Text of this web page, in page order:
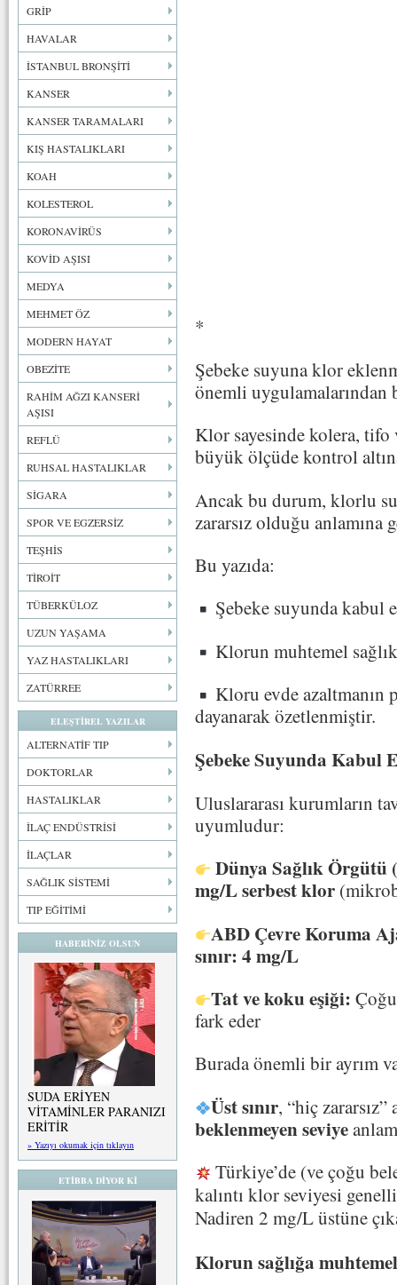
GRİP
HAVALAR
İSTANBUL BRONŞİTİ
KANSER
KANSER TARAMALARI
KIŞ HASTALIKLARI
KOAH
KOLESTEROL
KORONAVİRÜS
KOVİD AŞISI
MEDYA
MEHMET ÖZ
MODERN HAYAT
OBEZİTE
RAHİM AĞZI KANSERİ
AŞISI
REFLÜ
RUHSAL HASTALIKLAR
SİGARA
SPOR VE EGZERSİZ
TEŞHİS
TİROİT
TÜBERKÜLOZ
UZUN YAŞAMA
YAZ HASTALIKLARI
ZATÜRREE
ELEŞTİREL YAZILAR
ALTERNATİF TIP
DOKTORLAR
HASTALIKLAR
İLAÇ ENDÜSTRİSİ
İLAÇLAR
SAĞLIK SİSTEMİ
TIP EĞİTİMİ
HABERİNİZ OLSUN
SUDA ERİYEN
VİTAMİNLER PARANIZI
ERİTİR
» Yazıyı okumak için tıklayın
ETİBBA DİYOR Kİ
*
Şebeke suyuna klor
önemli uygulamalarından
Klor sayesinde kolera,
büyük ölçüde kontrol
Ancak bu durum, klorlu
zararsız olduğu anlamına
Bu yazıda:
Şebeke suyunda
Klorun muhtemel
Kloru evde azaltmanın
dayanarak özetlenmiştir.
Şebeke Suyunda
Uluslararası kurumların
uyumludur:
Dünya Sağlık
mg/L serbest klor
ABD Çevre Koruma
sınır: 4 mg/L
Tat ve koku eşiği:
fark eder
Burada önemli bir ayrım
Üst sınır, “hiç
beklenmeyen seviye
Türkiye’de (ve çoğu
kalıntı klor seviyesi
Nadiren 2 mg/L üstüne
Klorun sağlığa